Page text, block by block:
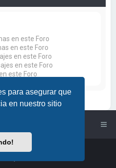
para asegurar que
en nuestro sitio
en este Foro
en este Foro
en este Foro
en este Foro
este Foro
PlanetStyles